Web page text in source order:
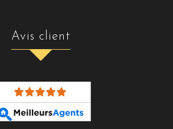
avis client